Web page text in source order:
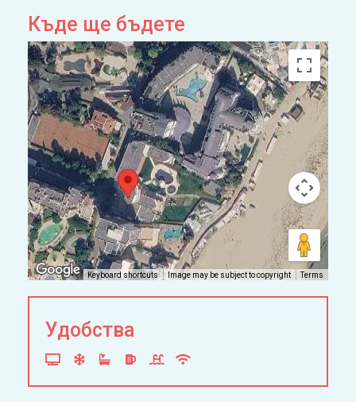
Къде ще бъдете
Keyboard shortcuts Image may be subject to copyright Terms
Удобства